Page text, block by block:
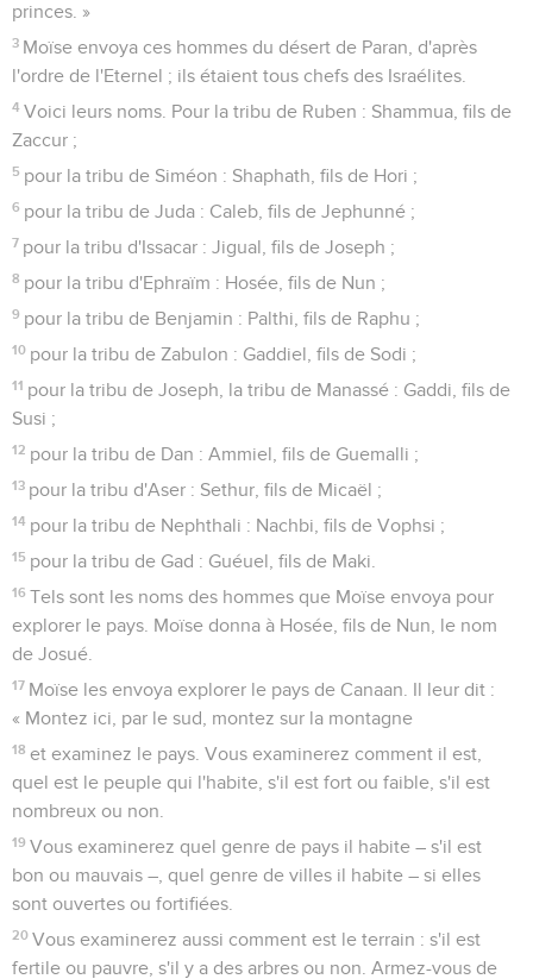
princes. »
3 Moïse envoya ces hommes du désert de Paran, d'après
l'ordre de l'Eternel ; ils étaient tous chefs des Israélites.
4 Voici leurs noms. Pour la tribu de Ruben : Shammua, fils de
Zaccur ;
5 pour la tribu de Siméon : Shaphath, fils de Hori ;
6 pour la tribu de Juda : Caleb, fils de Jephunné ;
7 pour la tribu d'Issacar : Jigual, fils de Joseph ;
8 pour la tribu d'Ephraïm : Hosée, fils de Nun ;
9 pour la tribu de Benjamin : Palthi, fils de Raphu ;
10 pour la tribu de Zabulon : Gaddiel, fils de Sodi ;
11 pour la tribu de Joseph, la tribu de Manassé : Gaddi, fils de
Susi ;
12 pour la tribu de Dan : Ammiel, fils de Guemalli ;
13 pour la tribu d'Aser : Sethur, fils de Micaël ;
14 pour la tribu de Nephthali : Nachbi, fils de Vophsi ;
15 pour la tribu de Gad : Guéuel, fils de Maki.
16 Tels sont les noms des hommes que Moïse envoya pour
explorer le pays. Moïse donna à Hosée, fils de Nun, le nom
de Josué.
17 Moïse les envoya explorer le pays de Canaan. Il leur dit :
« Montez ici, par le sud, montez sur la montagne
18 et examinez le pays. Vous examinerez comment il est,
quel est le peuple qui l'habite, s'il est fort ou faible, s'il est
nombreux ou non.
19 Vous examinerez quel genre de pays il habite – s'il est
bon ou mauvais –, quel genre de villes il habite – si elles
sont ouvertes ou fortifiées.
20 Vous examinerez aussi comment est le terrain : s'il est
fertile ou pauvre, s'il y a des arbres ou non. Armez-vous de